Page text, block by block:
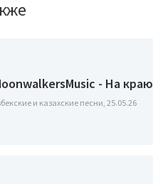
- На краю
и казахские песни, 25.05.26